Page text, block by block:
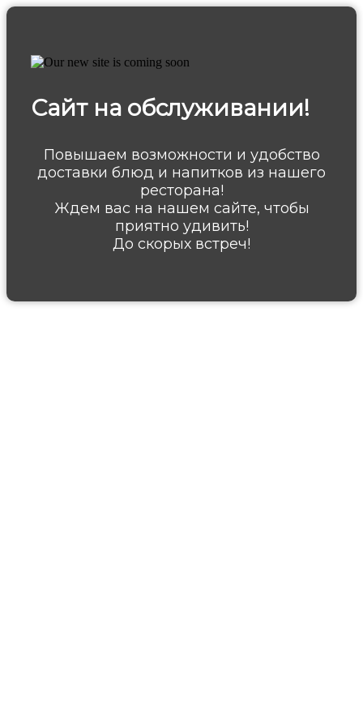
Сайт на обслуживании!
Повышаем возможности и удобство
доставки блюд и напитков из нашего
ресторана!
Ждем вас на нашем сайте, чтобы
приятно удивить!
До скорых встреч!